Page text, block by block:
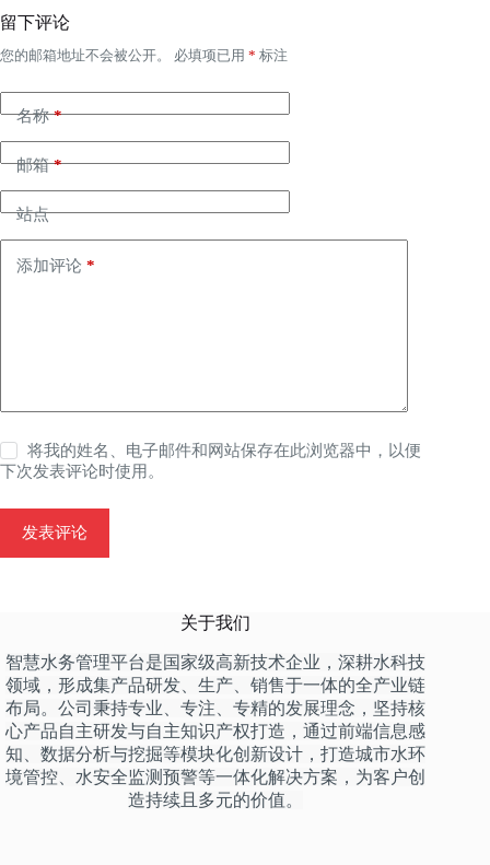
留下评论
您的邮箱地址不会被公开。 必填项已用 * 标注
名称*
邮箱*
站点
添加评论 *
将我的姓名、电子邮件和网站保存在此浏览器中，以便
下次发表评论时使用。
发表评论
关于我们
智慧水务管理平台是国家级高新技术企业，深耕水科技
领域，形成集产品研发、生产、销售于一体的全产业链
布局。公司秉持专业、专注、专精的发展理念，坚持核
心产品自主研发与自主知识产权打造，通过前端信息感
知、数据分析与挖掘等模块化创新设计，打造城市水环
境管控、水安全监测预警等一体化解决方案，为客户创
造持续且多元的价值。